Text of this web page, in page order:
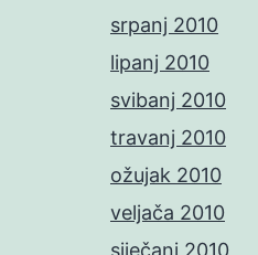
srpanj 2010
lipanj 2010
svibanj 2010
travanj 2010
ožujak 2010
veljača 2010
siječanj 2010